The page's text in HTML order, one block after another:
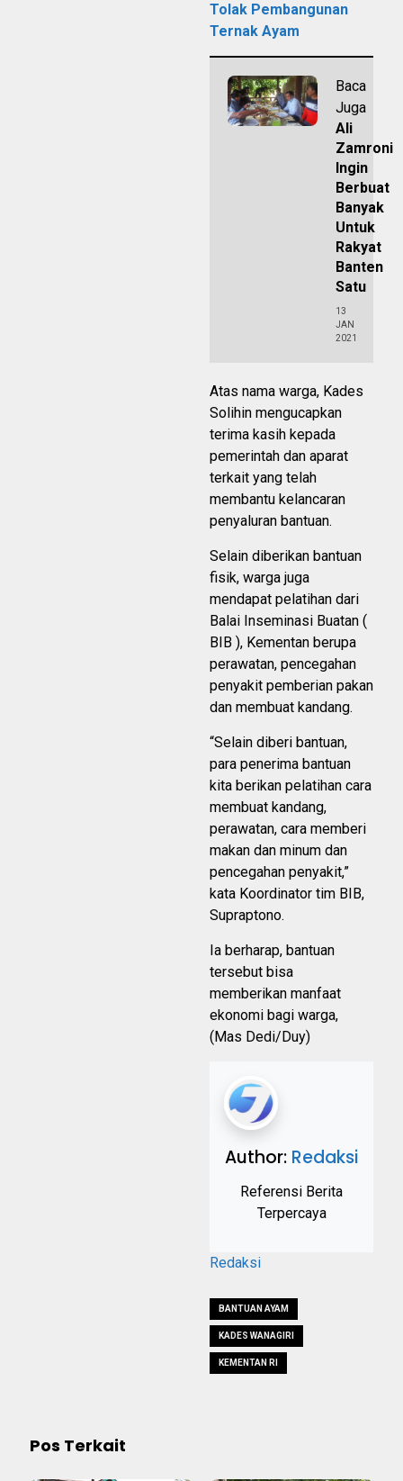
Tolak Pembangunan
Ternak Ayam
Baca
Juga
Ali
Zamroni
Ingin
Berbuat
Banyak
Untuk
Rakyat
Banten
Satu
13
JAN
2021
Atas nama warga, Kades
Solihin mengucapkan
terima kasih kepada
pemerintah dan aparat
terkait yang telah
membantu kelancaran
penyaluran bantuan.
Selain diberikan bantuan
fisik, warga juga
mendapat pelatihan dari
Balai Inseminasi Buatan (
BIB ), Kementan berupa
perawatan, pencegahan
penyakit pemberian pakan
dan membuat kandang.
“Selain diberi bantuan,
para penerima bantuan
kita berikan pelatihan cara
membuat kandang,
perawatan, cara memberi
makan dan minum dan
pencegahan penyakit,”
kata Koordinator tim BIB,
Supraptono.
Ia berharap, bantuan
tersebut bisa
memberikan manfaat
ekonomi bagi warga,
(Mas Dedi/Duy)
Author: Redaksi
Referensi Berita
Terpercaya
Redaksi
BANTUAN AYAM
KADES WANAGIRI
KEMENTAN RI
Pos Terkait